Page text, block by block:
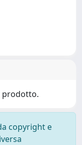
prodotto.
copyright e